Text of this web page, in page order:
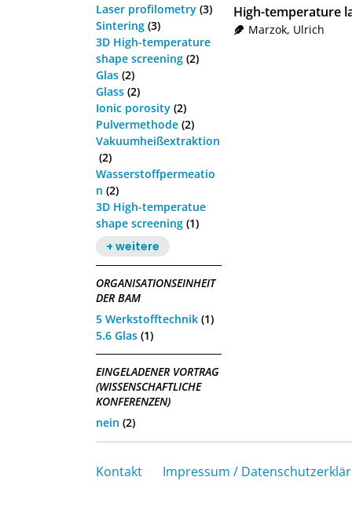
Laser profilometry (3)
Sintering (3)
3D High-temperature
shape screening (2)
Glas (2)
Glass (2)
Ionic porosity (2)
Pulvermethode (2)
Vakuumheißextraktion
(2)
Wasserstoffpermeatio
n (2)
3D High-temperatue
shape screening (1)
+ weitere
ORGANISATIONSEINHEIT
DER BAM
5 Werkstofftechnik (1)
5.6 Glas (1)
EINGELADENER VORTRAG
(WISSENSCHAFTLICHE
KONFERENZEN)
nein (2)
High-temperature
Marzok, Ulrich
Kontakt Impressum /